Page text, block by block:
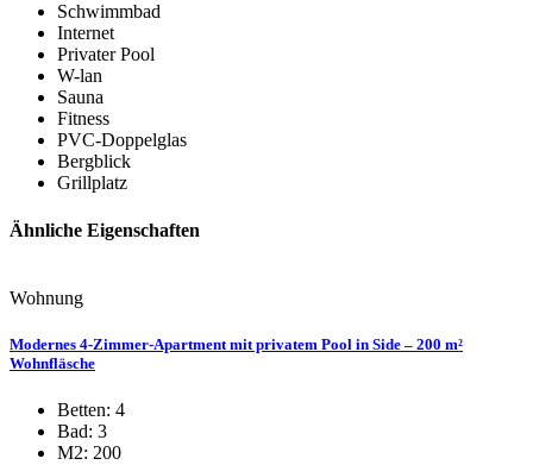
Schwimmbad
Internet
Privater Pool
W-lan
Sauna
Fitness
PVC-Doppelglas
Bergblick
Grillplatz
Ähnliche Eigenschaften
Wohnung
Modernes 4-Zimmer-Apartment mit privatem Pool in Side – 200 m²
Wohnfläsche
Betten: 4
Bad: 3
M2: 200